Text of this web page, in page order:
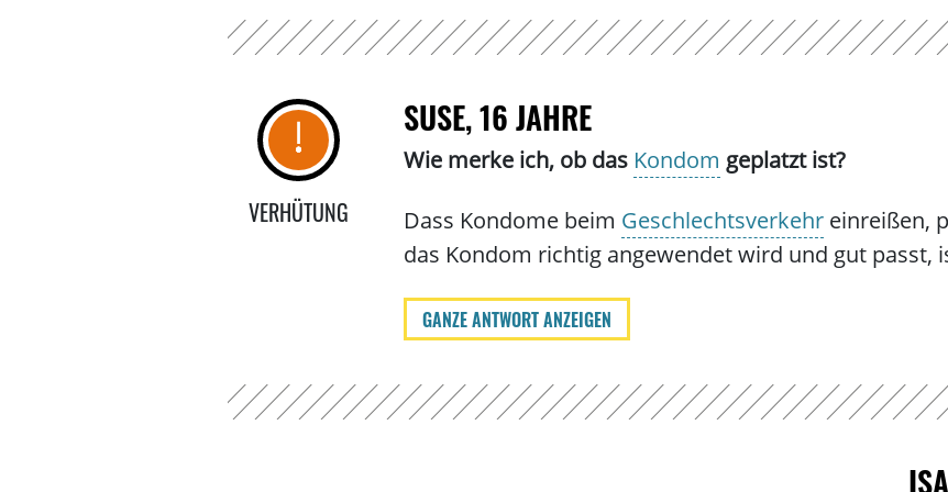
VERHÜTUNG
SUSE, 16 JAHRE
Wie merke ich, ob das Kondom geplatzt ist?
Dass Kondome beim Geschlechtsverkehreinreißen,
das Kondom richtig angewendet wird und gut passt,
GANZE ANTWORT ANZEIGEN